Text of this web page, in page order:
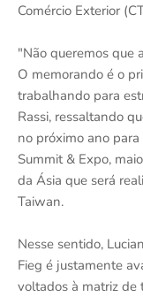
Comércio Exterior
"Não queremos que
O memorando é o
trabalhando para
Rassi, ressaltando
no próximo ano
Summit & Expo,
da Ásia que será
Taiwan.
Nesse sentido,
Fieg é justamente
voltados à matriz de